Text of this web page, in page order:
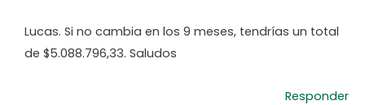
Lucas. Si no cambia en los 9 meses, tendrías un total
de $5.088.796,33. Saludos
Responder